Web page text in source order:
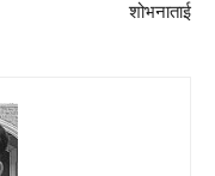
शोभनाताई